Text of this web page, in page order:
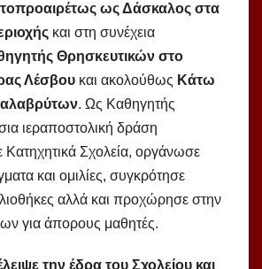
ως Δάσκαλος στα
και στη συνέχεια
Θρησκευτικών στο
Λέσβου και ακολούθως Κάτω
. Ως Καθηγητής
ιεραποστολική δράση
Κατηχητικά Σχολεία, οργάνωσε
και ομιλίες, συγκρότησε
αλλά και προχώρησε στην
για άπορους μαθητές.
την έδρα του Σχολείου και